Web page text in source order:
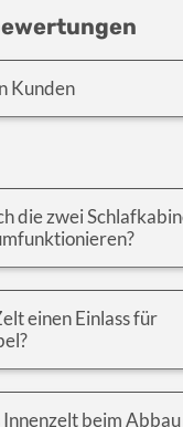
Kunden
die zwei
einen Einlass für
Innenzelt beim